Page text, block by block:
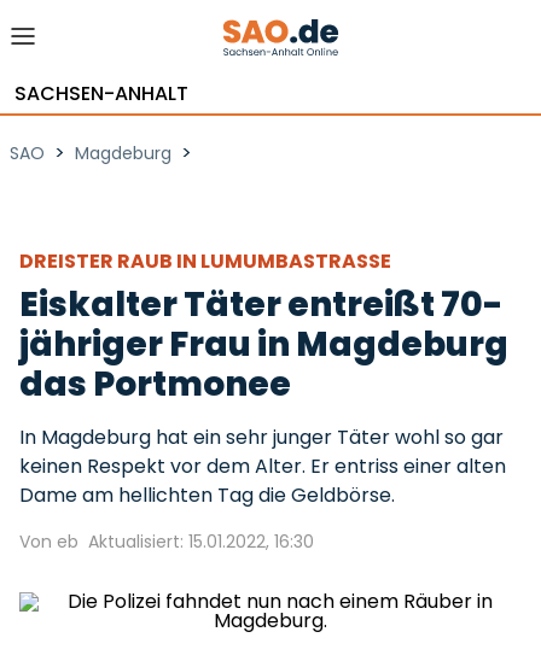
SACHSEN-ANHALT
SAO > Magdeburg >
DREISTER RAUB IN LUMUMBASTRASSE
Eiskalter Täter entreißt 70-
jähriger Frau in Magdeburg
das Portmonee
In Magdeburg hat ein sehr junger Täter wohl so gar
keinen Respekt vor dem Alter. Er entriss einer alten
Dame am hellichten Tag die Geldbörse.
Von eb Aktualisiert: 15.01.2022, 16:30